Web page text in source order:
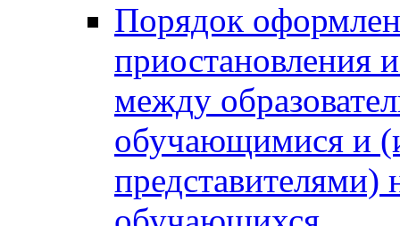
Порядок
приостановления
между
обучающимися и
представителями)